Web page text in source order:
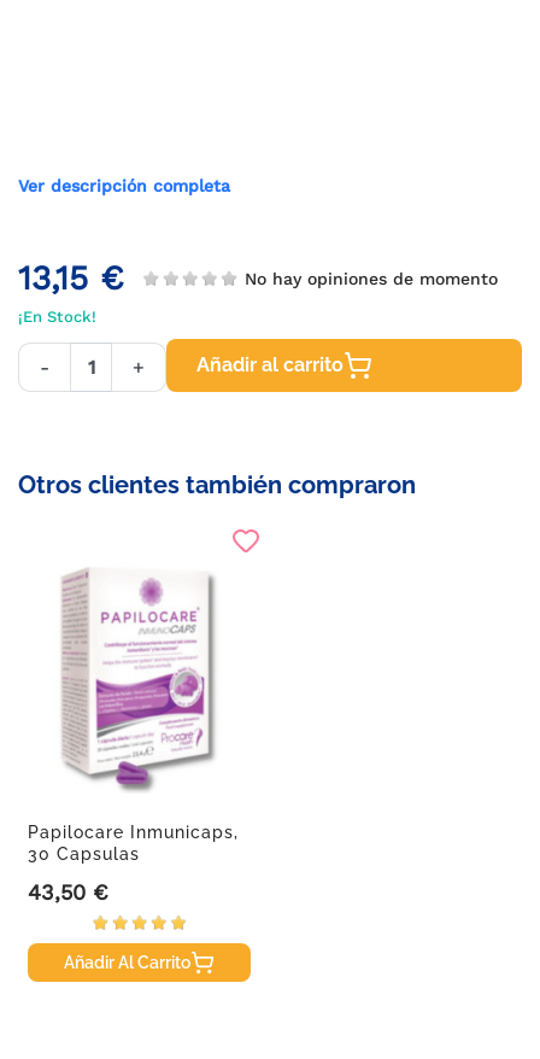
Ver descripción completa
13,15 € No hay opiniones de momento
¡En Stock!
- + Añadir al carrito
Otros clientes también compraron
Papilocare Inmunicaps,
30 Capsulas
Precio
43,50 €
Añadir Al Carrito